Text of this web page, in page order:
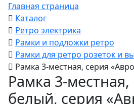
Главная страница
Каталог
Ретро электрика
Рамки и подложки ретро
Рамки для ретро розеток и
Рамка 3-местная, серия
Рамка 3-местная,
белый, серия